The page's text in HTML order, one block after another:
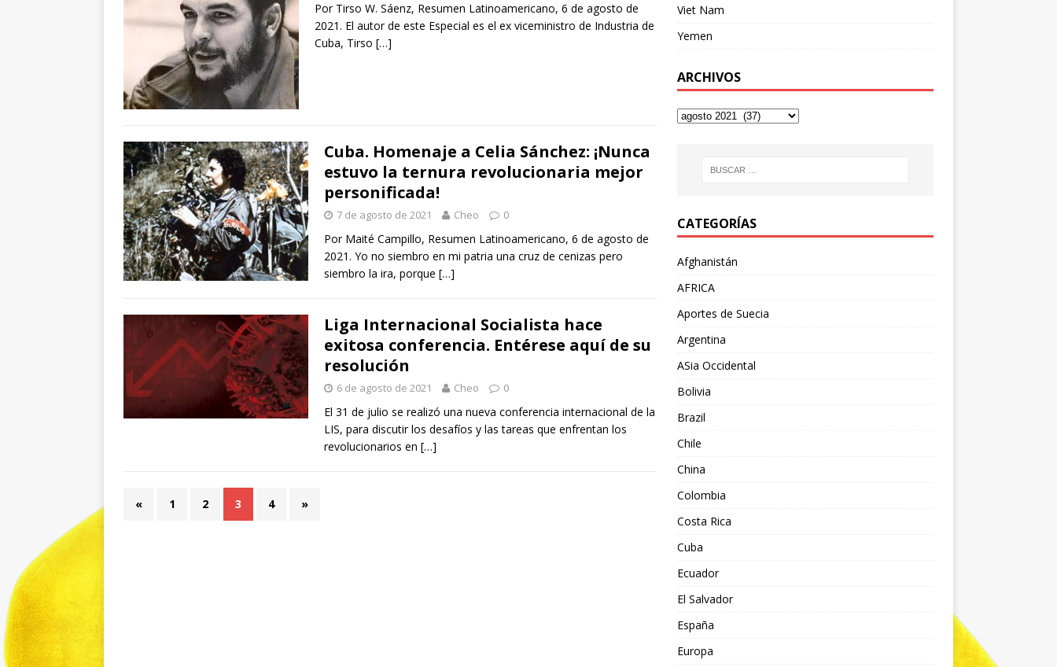
Por Tirso W. Sáenz, Resumen Latinoamericano, 6 de agosto de
2021. El autor de este Especial es el ex viceministro de Industria de
Cuba, Tirso […]
Cuba. Homenaje a Celia Sánchez: ¡Nunca
estuvo la ternura revolucionaria mejor
personificada!
7 de agosto de 2021 Cheo 0
Por Maité Campillo, Resumen Latinoamericano, 6 de agosto de
2021. Yo no siembro en mi patria una cruz de cenizas pero
siembro la ira, porque […]
Liga Internacional Socialista hace
exitosa conferencia. Entérese aquí de su
resolución
6 de agosto de 2021 Cheo 0
El 31 de julio se realizó una nueva conferencia internacional de la
LIS, para discutir los desafíos y las tareas que enfrentan los
revolucionarios en […]
« 1 2 3 4 »
Viet Nam
Yemen
ARCHIVOS
CATEGORÍAS
Afghanistán
AFRICA
Aportes de Suecia
Argentina
ASia Occidental
Bolivia
Brazil
Chile
China
Colombia
Costa Rica
Cuba
Ecuador
El Salvador
España
Europa